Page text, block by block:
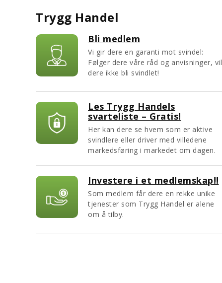
Trygg Handel
Bli medlem
Vi gir dere en garanti mot svindel:
Følger dere våre råd og anvisninger, vil
dere ikke bli svindlet!
Les Trygg Handels
svarteliste – Gratis!
Her kan dere se hvem som er aktive
svindlere eller driver med villedene
markedsføring i markedet om dagen.
Investere i et medlemskap!!
Som medlem får dere en rekke unike
tjenester som Trygg Handel er alene
om å tilby.